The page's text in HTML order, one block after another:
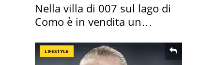
Nella villa di 007 sul lago di
Como è in vendita un
LIFESTYLE